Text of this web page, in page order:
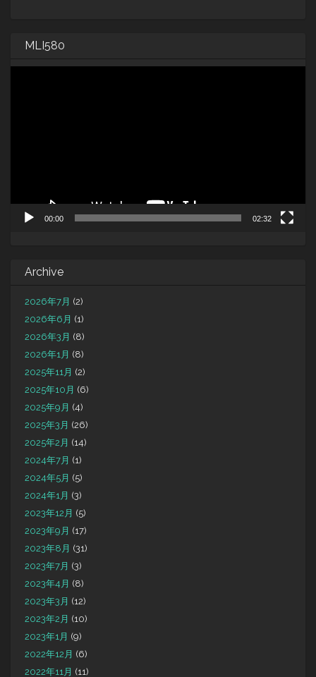
MLI580
00:00 02:32
Archive
2026年7月 (2)
2026年6月 (1)
2026年3月 (8)
2026年1月 (8)
2025年11月 (2)
2025年10月 (6)
2025年9月 (4)
2025年3月 (26)
2025年2月 (14)
2024年7月 (1)
2024年5月 (5)
2024年1月 (3)
2023年12月 (5)
2023年9月 (17)
2023年8月 (31)
2023年7月 (3)
2023年4月 (8)
2023年3月 (12)
2023年2月 (10)
2023年1月 (9)
2022年12月 (6)
2022年11月 (11)